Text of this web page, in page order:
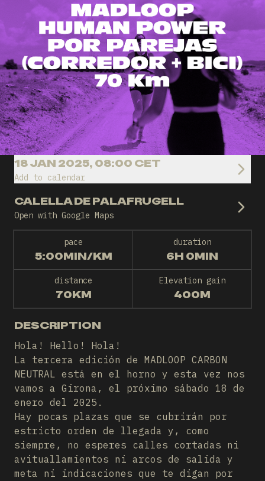
18 JAN 2025, 08:00 CET
Add to calendar
CALELLA DE PALAFRUGELL
Open with Google Maps
pace
5:00MIN/KM
duration
6H 0MIN
distance
70KM
Elevation gain
400M
DESCRIPTION
Hola! Hello! Hola!
La tercera edición de MADLOOP CARBON
NEUTRAL está en el horno y esta vez nos
vamos a Girona, el próximo sábado 18 de
enero del 2025.
Hay pocas plazas que se cubrirán por
estricto orden de llegada y, como
siempre, no esperes calles cortadas ni
avituallamientos ni arcos de salida y
meta ni indicaciones que te digan por